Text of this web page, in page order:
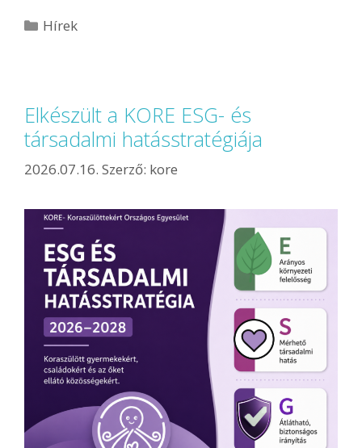
Hírek
Elkészült a KORE ESG- és
társadalmi hatásstratégiája
2026.07.16. Szerző: kore